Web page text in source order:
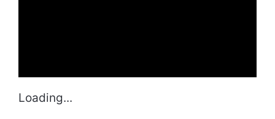
Loading...